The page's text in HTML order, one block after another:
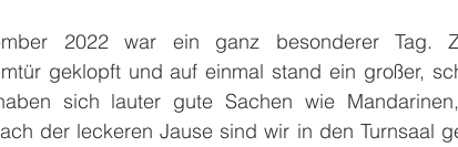
2022 war ein ganz besonderer Tag.
geklopft und auf einmal stand ein großer,
sich lauter gute Sachen wie
der leckeren Jause sind wir in den Turnsaal